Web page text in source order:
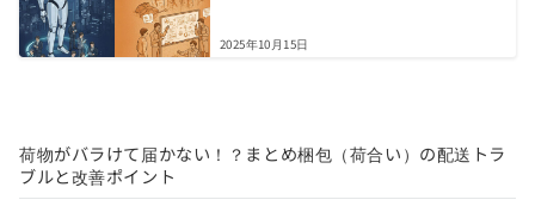
2025年10月15日
荷物がバラけて届かない！？まとめ梱包（荷合い）の配送トラ
ブルと改善ポイント